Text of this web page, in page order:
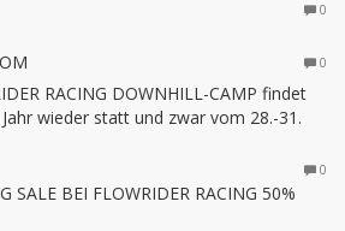
0
0
RACING DOWNHILL-CAMP findet
wieder statt und zwar vom 28.-31.
0
SALE BEI FLOWRIDER RACING 50%